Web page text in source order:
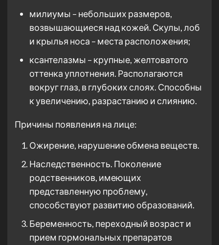
милиумы – небольших размеров,
возвышающиеся над кожей. Скулы, лоб
и крылья носа – места расположения;
ксантелазмы – крупные, желтоватого
оттенка уплотнения. Располагаются
вокруг глаз, в глубоких слоях. Способны
к увеличению, разрастанию и слиянию.
Причины появления на лице:
Ожирение, нарушение обмена веществ.
Наследственность. Поколение
родственников, имеющих
представленную проблему,
способствуют развитию образований.
Беременность, переходный возраст и
прием гормональных препаратов